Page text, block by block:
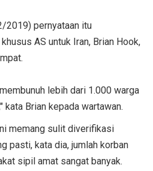
2019) pernyataan itu
AS untuk Iran, Brian Hook,
lebih dari 1.000 warga
Brian kepada wartawan.
memang sulit diverifikasi
pasti, kata dia, jumlah korban
sipil amat sangat banyak.